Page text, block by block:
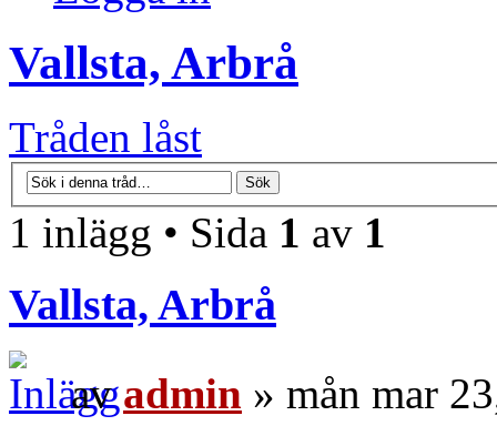
Vallsta, Arbrå
Tråden låst
1 inlägg • Sida 1 av 1
Vallsta, Arbrå
avadmin » mån mar